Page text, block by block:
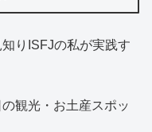
りISFJの私が実践す
観光・お土産スポッ